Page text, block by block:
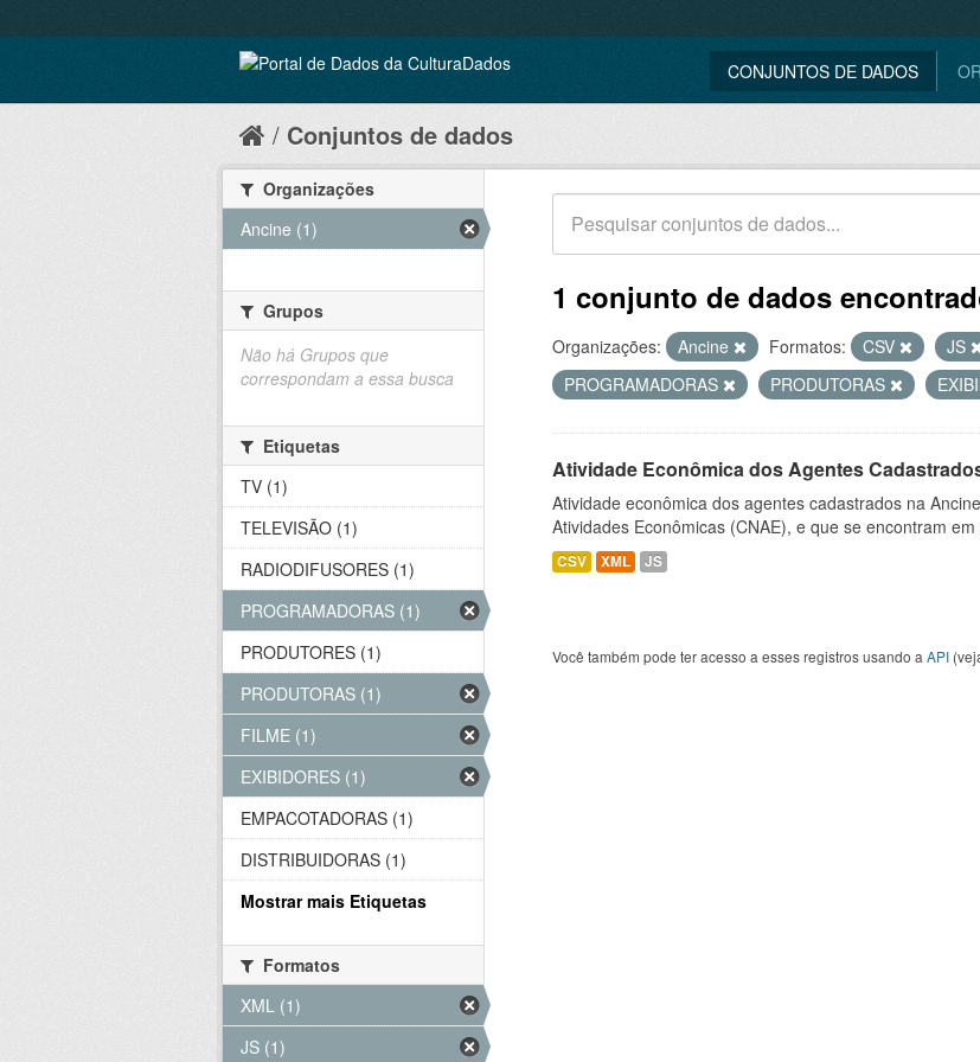
CONJUNTOS DE DADOS
Conjuntos de dados
1 conjunto de dados
Organizações: Ancine Formatos: CSV JS
PROGRAMADORAS
PRODUTORAS
Atividade Econômica dos Agentes
Atividade econômica dos agentes cadastrados na
Atividades Econômicas (CNAE), e que se encontram
CSV XML JS
Você também pode ter acesso a esses registros usando a API
Organizações
Ancine (1)
Grupos
Não há Grupos que
correspondam a essa busca
Etiquetas
TV (1)
TELEVISÃO (1)
RADIODIFUSORES (1)
PROGRAMADORAS (1)
PRODUTORES (1)
PRODUTORAS (1)
FILME (1)
EXIBIDORES (1)
EMPACOTADORAS (1)
DISTRIBUIDORAS (1)
Mostrar mais Etiquetas
Formatos
XML (1)
JS (1)